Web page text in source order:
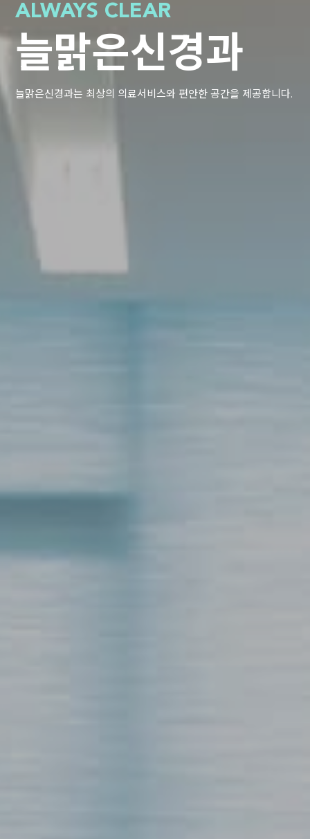
ALWAYS CLEAR
늘맑은신경과
늘맑은신경과는 최상의 의료서비스와 편안한 공간을 제공합니다.